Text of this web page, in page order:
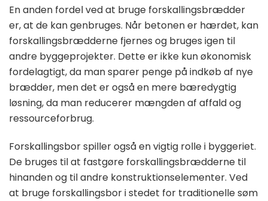
En anden fordel ved at bruge forskallingsbrædder
er, at de kan genbruges. Når betonen er hærdet, kan
forskallingsbrædderne fjernes og bruges igen til
andre byggeprojekter. Dette er ikke kun økonomisk
fordelagtigt, da man sparer penge på indkøb af nye
brædder, men det er også en mere bæredygtig
løsning, da man reducerer mængden af affald og
ressourceforbrug.
Forskallingsbor spiller også en vigtig rolle i byggeriet.
De bruges til at fastgøre forskallingsbrædderne til
hinanden og til andre konstruktionselementer. Ved
at bruge forskallingsbor i stedet for traditionelle søm